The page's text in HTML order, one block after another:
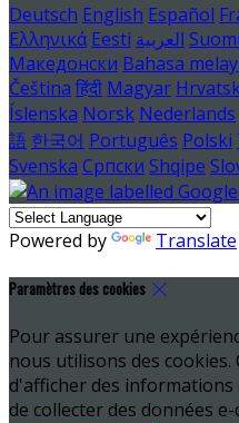
Deutsch English Español
Ελληνικά Eesti العربية Suomi
Македонски Bahasa
Čeština हिंदी Magyar
Íslenska Norsk Nederlands
語 한국어 Português Polski
Svenska Српски Shqipe
Powered by Translate
Paramètres des cookies
Pour assurer une
nous utilisons des
d'afficher des
de collecter des données e-